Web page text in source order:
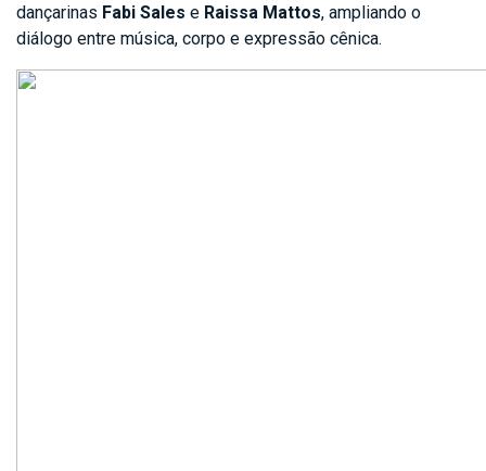
dançarinas Fabi Sales e Raissa Mattos, ampliando o
diálogo entre música, corpo e expressão cênica.